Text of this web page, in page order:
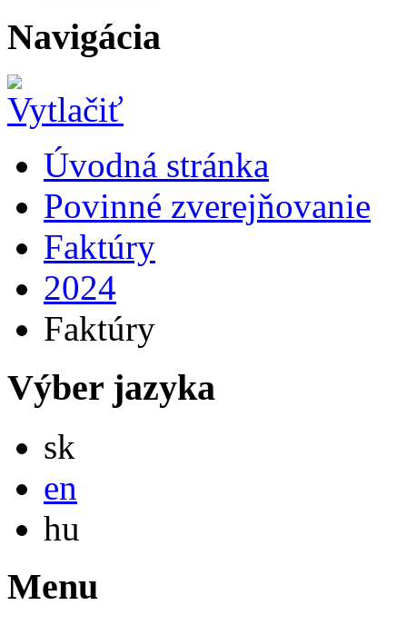
Navigácia
Úvodná stránka
Povinné zverejňovanie
Faktúry
2024
Faktúry
Výber jazyka
sk
en
hu
Menu